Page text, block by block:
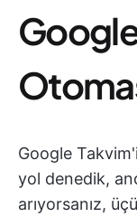
Google
yol denedik,
arıyorsanız,